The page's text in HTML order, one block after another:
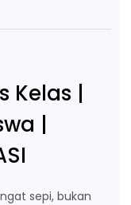
Kelas |
|
sepi, bukan